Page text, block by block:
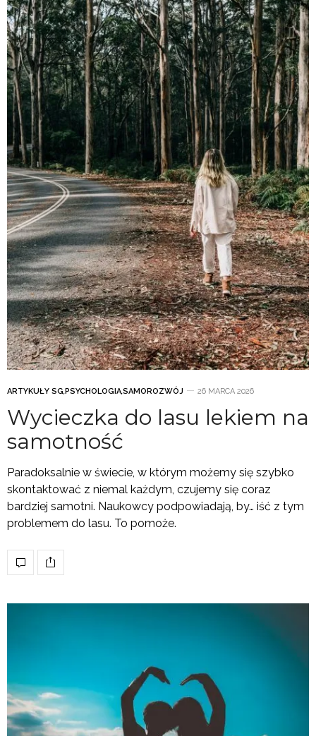
ARTYKUŁY SG,PSYCHOLOGIA,SAMOROZWÓJ 26 MARCA 2026
Wycieczka do lasu lekiem na
samotność
Paradoksalnie w świecie, w którym możemy się szybko
skontaktować z niemal każdym, czujemy się coraz
bardziej samotni. Naukowcy podpowiadają, by… iść z tym
problemem do lasu. To pomoże.